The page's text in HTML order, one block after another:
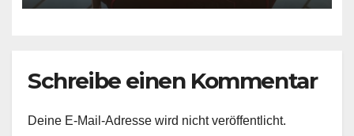
Schreibe einen Kommentar
Deine E-Mail-Adresse wird nicht veröffentlicht.